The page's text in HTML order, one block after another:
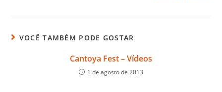
VOCÊ TAMBÉM PODE GOSTAR
Cantoya Fest – Vídeos
1 de agosto de 2013